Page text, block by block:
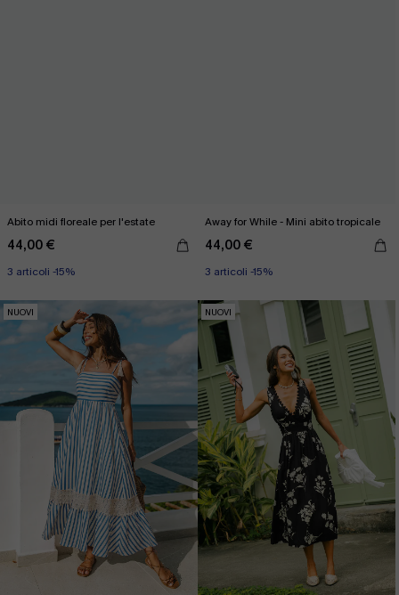
Abito midi floreale per l'estate
44,00 €
3 articoli -15%
Away for While - Mini abito tropicale
44,00 €
3 articoli -15%
NUOVI NUOVI